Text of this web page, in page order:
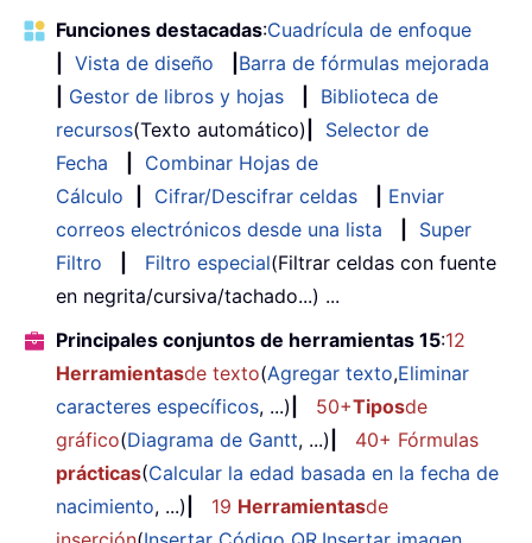
Funciones destacadas:Cuadrícula de enfoque
Vista de diseño
Barra de fórmulas mejorada
Gestor de libros y hojas
Biblioteca de
recursos(Texto automático)
Selector de
Fecha
Combinar Hojas de
Cálculo
Cifrar/Descifrar celdas
Enviar
correos electrónicos desde una lista
Super
Filtro
Filtro especial(Filtrar celdas con fuente
en negrita/cursiva/tachado...) ...
Principales conjuntos de herramientas 15:12
Herramientasde texto(Agregar texto,Eliminar
caracteres específicos, ...) 50+Tiposde
gráfico(Diagrama de Gantt, ...)
40+ Fórmulas
prácticas(Calcular la edad basada en la fecha de
nacimiento, ...) 19 Herramientasde